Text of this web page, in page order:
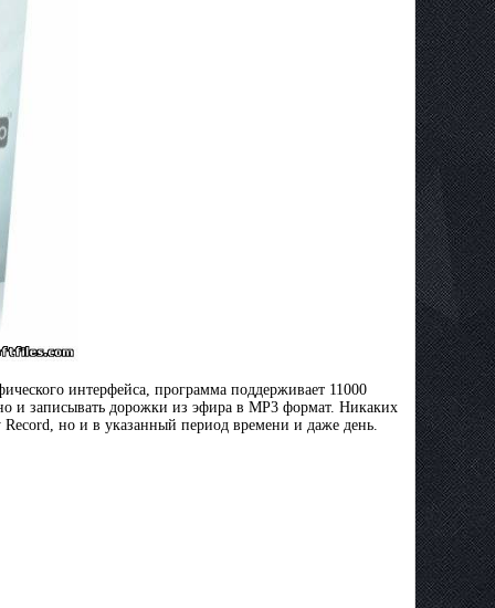
интерфейса, программа поддерживает 11000
и записывать дорожки из эфира в MP3 формат. Никаких
Record, но и в указанный период времени и даже день.